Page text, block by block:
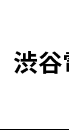
渋